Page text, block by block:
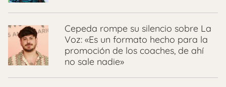
Cepeda rompe su silencio sobre La
Voz: «Es un formato hecho para la
promoción de los coaches, de ahí
no sale nadie»